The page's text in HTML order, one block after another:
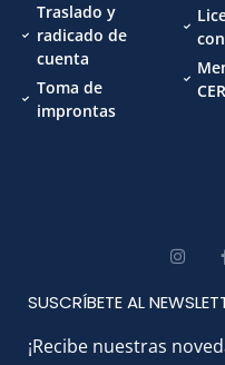
Traslado y
radicado de
cuenta
Toma de
improntas
SUSCRÍBETE AL
¡Recibe nuestras